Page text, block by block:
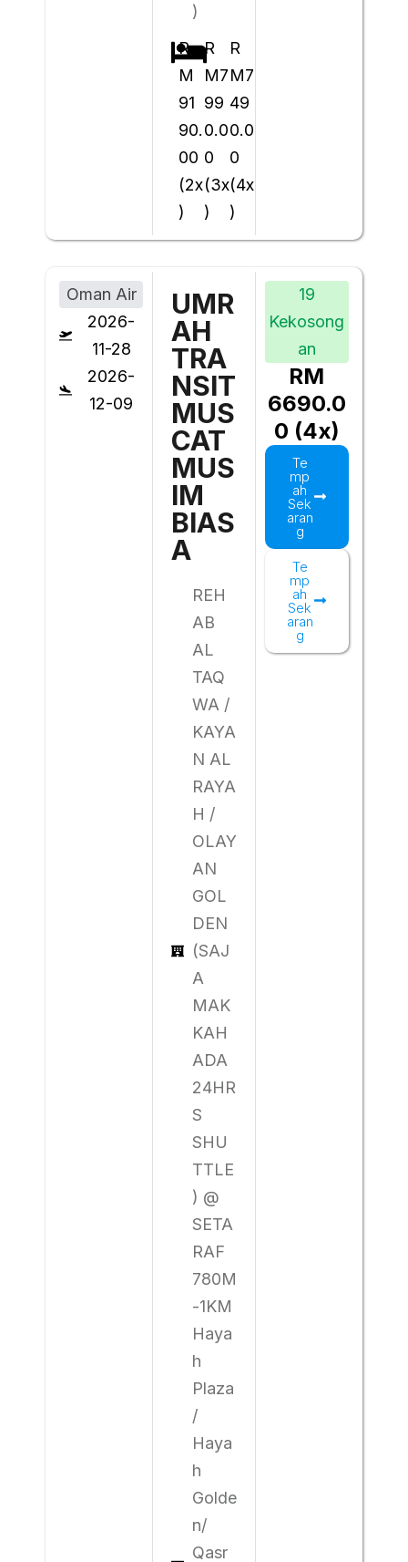
)
R
M
91
90.
00
(2x
)
R
M7
99
0.0
0
(3x
)
R
M7
49
0.0
0
(4x
)
Oman Air
2026-
11-28
2026-
12-09
UMR
AH
TRA
NSIT
MUS
CAT
MUS
IM
BIAS
A
REH
AB
AL
TAQ
WA /
KAYA
N AL
RAYA
H /
OLAY
AN
GOL
DEN
(SAJ
A
MAK
KAH
ADA
24HR
S
SHU
TTLE
) @
SETA
RAF
780M
-1KM
Haya
h
Plaza
/
Haya
h
Golde
n/
Qasr
19
Kekosong
an
RM
6690.0
0 (4x)
Te
mp
ah
Sek
aran
g
Te
mp
ah
Sek
aran
g